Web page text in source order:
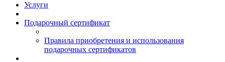
Услуги
Подарочный сертификат
Правила приобретения и использования
подарочных сертификатов